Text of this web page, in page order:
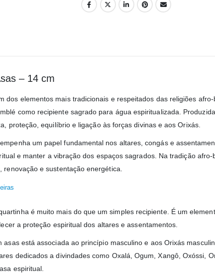
– 14 cm
dos elementos mais tradicionais e respeitados das religiões
como recipiente sagrado para água espiritualizada.
proteção, equilíbrio e ligação às forças divinas e aos Orixás.
um papel fundamental nos altares, congás e
e manter a vibração dos espaços sagrados. Na tradição
e sustentação energética.
é muito mais do que um simples recipiente. É um
a proteção espiritual dos altares e assentamentos.
asas está associada ao princípio masculino e aos Orixás
dedicados a divindades como Oxalá, Ogum, Xangô, Oxóssi,
espiritual.